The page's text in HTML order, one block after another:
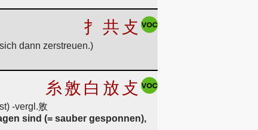
扌 共 攴
dann zerstreuen.)
糸敫 白 放 攴
-vergl.敫
sind (= sauber gesponnen),